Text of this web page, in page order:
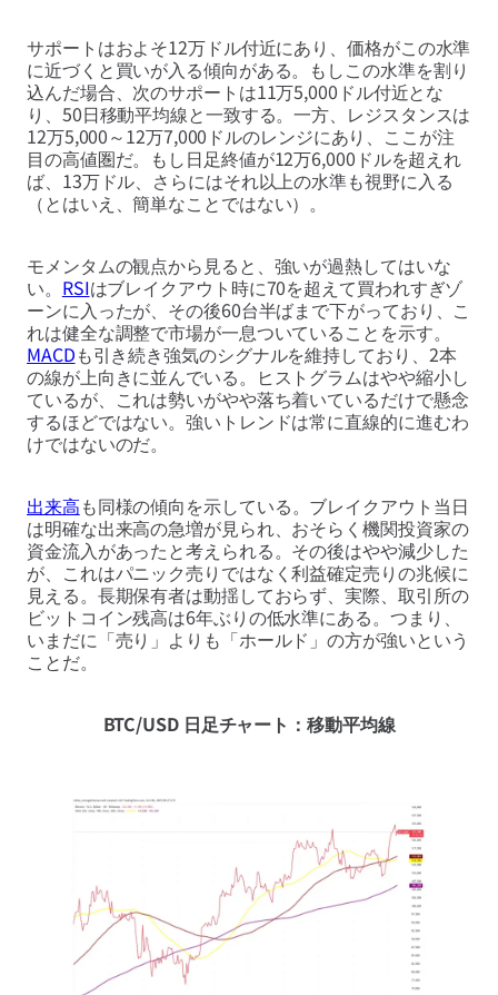
サポートはおよそ12万ドル付近にあり、価格がこの水準
に近づくと買いが入る傾向がある。もしこの水準を割り
込んだ場合、次のサポートは11万5,000ドル付近とな
り、50日移動平均線と一致する。一方、レジスタンスは
12万5,000～12万7,000ドルのレンジにあり、ここが注
目の高値圏だ。もし日足終値が12万6,000ドルを超えれ
ば、13万ドル、さらにはそれ以上の水準も視野に入る
（とはいえ、簡単なことではない）。
モメンタムの観点から見ると、強いが過熱してはいな
い。 RSIはブレイクアウト時に70を超えて買われすぎゾ
ーンに入ったが、その後60台半ばまで下がっており、こ
れは健全な調整で市場が一息ついていることを示す。
MACDも引き続き強気のシグナルを維持しており、2本
の線が上向きに並んでいる。ヒストグラムはやや縮小し
ているが、これは勢いがやや落ち着いているだけで懸念
するほどではない。強いトレンドは常に直線的に進むわ
けではないのだ。
出来高も同様の傾向を示している。ブレイクアウト当日
は明確な出来高の急増が見られ、おそらく機関投資家の
資金流入があったと考えられる。その後はやや減少した
が、これはパニック売りではなく利益確定売りの兆候に
見える。長期保有者は動揺しておらず、実際、取引所の
ビットコイン残高は6年ぶりの低水準にある。つまり、
いまだに「売り」よりも「ホールド」の方が強いという
ことだ。
BTC/USD 日足チャート：移動平均線